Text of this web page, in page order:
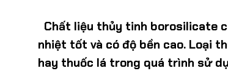
Chất liệu thủy tinh borosilicate
nhiệt tốt và có độ bền cao. Loại
hay thuốc lá trong quá trình sử